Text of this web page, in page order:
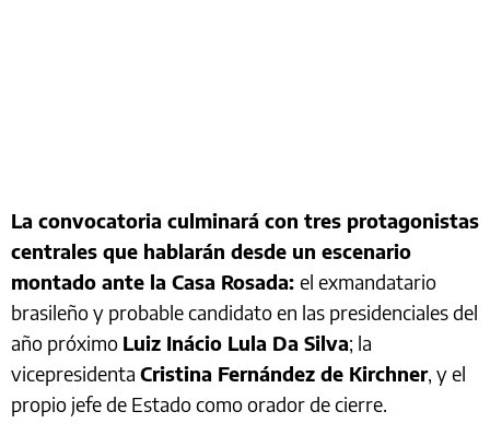
La convocatoria culminará con tres protagonistas
centrales que hablarán desde un escenario
montado ante la Casa Rosada: el exmandatario
brasileño y probable candidato en las presidenciales del
año próximo Luiz Inácio Lula Da Silva; la
vicepresidenta Cristina Fernández de Kirchner, y el
propio jefe de Estado como orador de cierre.